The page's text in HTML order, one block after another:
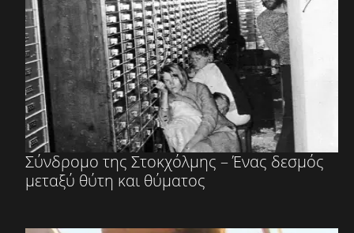
Σύνδρομο της Στοκχόλμης – Ένας δεσμός
μεταξύ θύτη και θύματος